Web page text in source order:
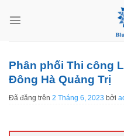
đến
Phân phối Thi công
Đông Hà Quảng Trị
Đã đăng trên 2 Tháng 6, 2023 bởi